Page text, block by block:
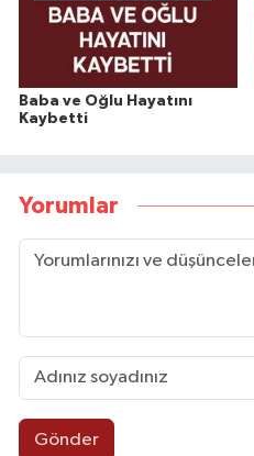
Baba ve Oğlu Hayatını
Kaybetti
Yorumlar
Gönder